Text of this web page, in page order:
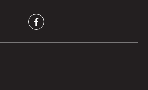
F
a
c
e
k